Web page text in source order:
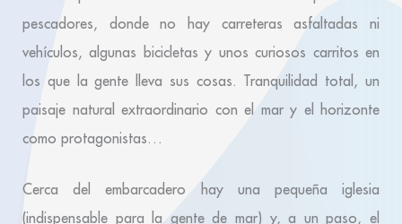
pescadores, donde no hay carreteras asfaltadas ni
vehículos, algunas bicicletas y unos curiosos carritos en
los que la gente lleva sus cosas. Tranquilidad total, un
paisaje natural extraordinario con el mar y el horizonte
como protagonistas…
Cerca del embarcadero hay una pequeña iglesia
(indispensable para la gente de mar) y, a un paso, el